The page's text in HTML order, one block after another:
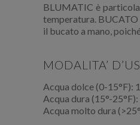
BLUMATIC è
temperatura.
il bucato a mano,
MODALITA’
Acqua dolce (0-15°F):
Acqua dura (15°-
Acqua molto dura